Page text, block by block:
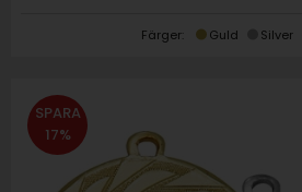
Färger: Guld Silver
SPARA
17%